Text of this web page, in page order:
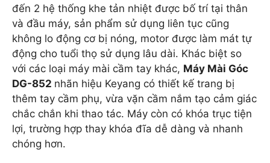
đến 2 hệ thống khe tản nhiệt được bố trí tại thân
và đầu máy, sản phẩm sử dụng liên tục cũng
không lo động cơ bị nóng, motor được làm mát tự
động cho tuổi thọ sử dụng lâu dài. Khác biệt so
với các loại máy mài cầm tay khác, Máy Mài Góc
DG-852 nhãn hiệu Keyang có thiết kế trang bị
thêm tay cầm phụ, vừa vặn cầm nắm tạo cảm giác
chắc chắn khi thao tác. Máy còn có khóa trục tiện
lợi, trường hợp thay khóa đĩa dễ dàng và nhanh
chóng hơn.